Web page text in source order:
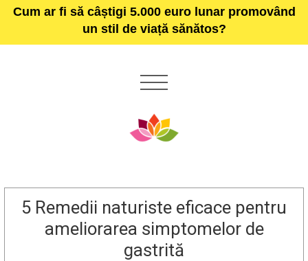
Cum ar fi să câștigi 5.000 euro lunar promovând
un stil de viață sănătos?
5 Remedii naturiste eficace pentru
ameliorarea simptomelor de
gastrită